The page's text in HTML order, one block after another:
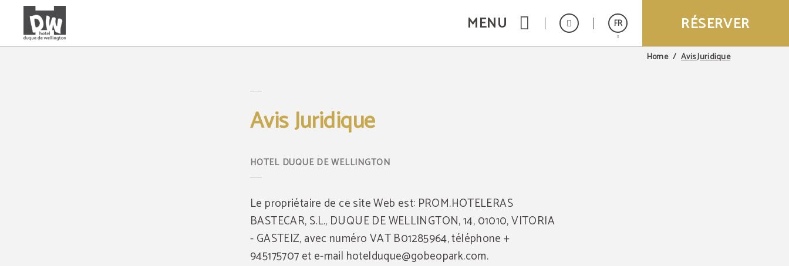
MENU FR RÉSERVER
Avis juridique de l'Hotel Duque de Wellington - Site Officiel
Home Avis Juridique
Avis Juridique
Le propriétaire de ce site Web est: PROM.HOTELERAS
BASTECAR, S.L., DUQUE DE WELLINGTON, 14, 01010, VITORIA
- GASTEIZ, avec numéro VAT B01285964, téléphone +
945175707 et e-mail hotelduque@gobeopark.com.